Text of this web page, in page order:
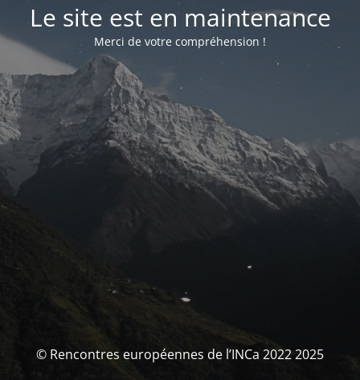
Le site est en maintenance
Merci de votre compréhension !
© Rencontres européennes de l’INCa 2022 2025